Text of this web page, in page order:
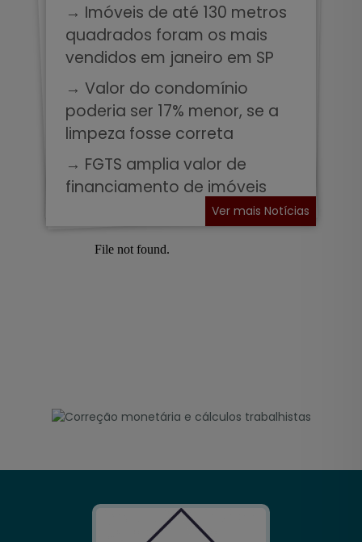
→ Imóveis de até 130 metros
quadrados foram os mais
vendidos em janeiro em SP
→ Valor do condomínio
poderia ser 17% menor, se a
limpeza fosse correta
→ FGTS amplia valor de
financiamento de imóveis
Ver mais Notícias